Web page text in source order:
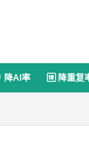
降AI率  降重复